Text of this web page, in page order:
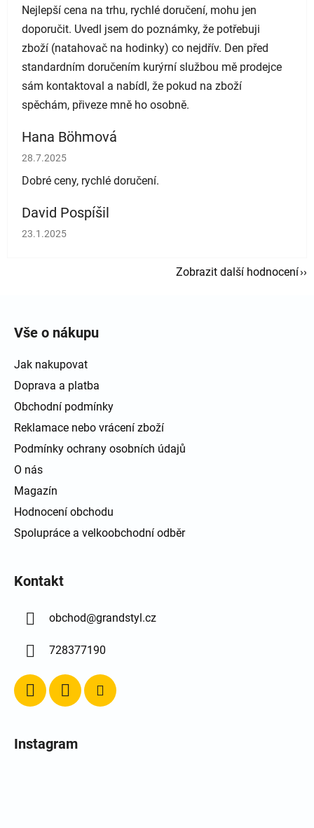
Nejlepší cena na trhu, rychlé doručení, mohu jen
doporučit. Uvedl jsem do poznámky, že potřebuji
zboží (natahovač na hodinky) co nejdřív. Den před
standardním doručením kurýrní službou mě prodejce
sám kontaktoval a nabídl, že pokud na zboží
spěchám, přiveze mně ho osobně.
Hana Böhmová
Hodnocení obchodu je 5 z 5 hvězdiček.
28.7.2025
Dobré ceny, rychlé doručení.
David Pospíšil
Hodnocení obchodu je 5 z 5 hvězdiček.
23.1.2025
Zobrazit další hodnocení
Vše o nákupu
Jak nakupovat
Doprava a platba
Obchodní podmínky
Reklamace nebo vrácení zboží
Podmínky ochrany osobních údajů
O nás
Magazín
Hodnocení obchodu
Spolupráce a velkoobchodní odběr
Kontakt
obchod@grandstyl.cz
728377190
Instagram